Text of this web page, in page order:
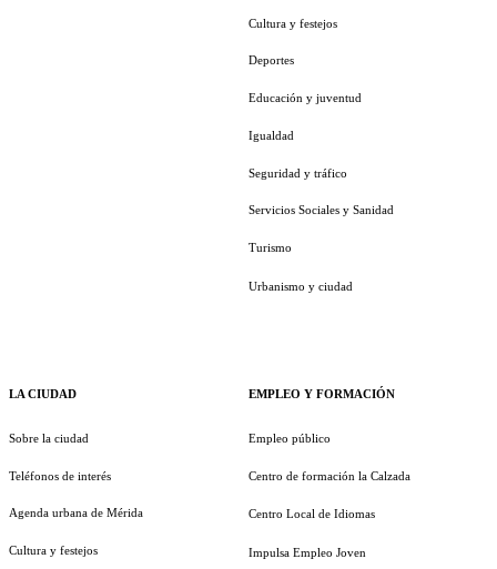
LA CIUDAD
Sobre la ciudad
Teléfonos de interés
Agenda urbana de Mérida
Cultura y festejos
Cultura y festejos
Deportes
Educación y juventud
Igualdad
Seguridad y tráfico
Servicios Sociales y Sanidad
Turismo
Urbanismo y ciudad
EMPLEO Y FORMACIÓN
Empleo público
Centro de formación la Calzada
Centro Local de Idiomas
Impulsa Empleo Joven